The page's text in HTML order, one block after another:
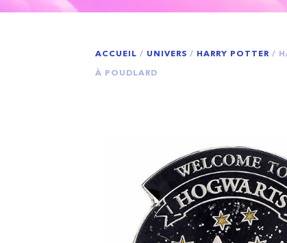
ACCUEIL / UNIVERS / HARRY POTTER /
À POUDLARD